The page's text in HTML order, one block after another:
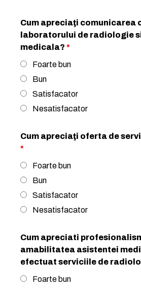
Cum apreciaţi comunicarea
laboratorului de radiologie
medicala? *
Foarte bun
Bun
Satisfacator
Nesatisfacator
Cum apreciaţi oferta de
*
Foarte bun
Bun
Satisfacator
Nesatisfacator
Cum apreciati
amabilitatea asistentei
efectuat serviciile de
Foarte bun